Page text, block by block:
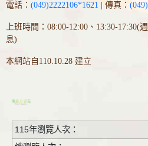
電話： (049)2222106*1621 | 傳真：
上班時間：08:00-12:00、13:30-17:30(
息)
本網站自110.10.28 建立
115年瀏覽人次：